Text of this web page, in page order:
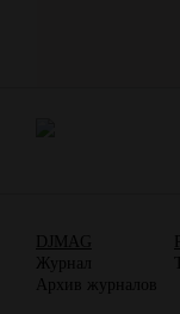
DJMAG
Журнал
Архив журналов